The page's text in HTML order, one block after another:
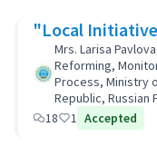
"Local
Mrs. Larisa
Reforming,
Process, Ministry
Republic, Russian
18 1 Accepted